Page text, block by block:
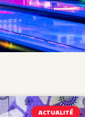
ACTUALITÉ